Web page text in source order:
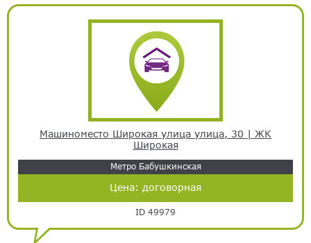
Машиноместо Широкая улица улица, 30 | ЖК
Широкая
Метро Бабушкинская
Цена: договорная
ID 49979